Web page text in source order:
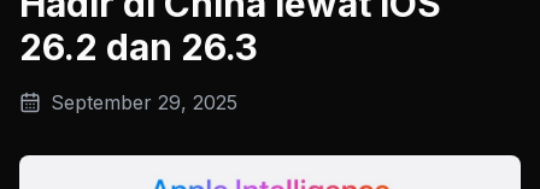
26.2 dan 26.3
September 29, 2025